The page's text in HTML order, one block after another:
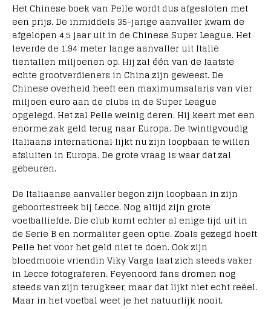
Het Chinese boek van Pelle wordt dus afgesloten met
een prijs. De inmiddels 35-jarige aanvaller kwam de
afgelopen 4,5 jaar uit in de Chinese Super League. Het
leverde de 1.94 meter lange aanvaller uit Italië
tientallen miljoenen op. Hij zal één van de laatste
echte grootverdieners in China zijn geweest. De
Chinese overheid heeft een maximumsalaris van vier
miljoen euro aan de clubs in de Super League
opgelegd. Het zal Pelle weinig deren. Hij keert met een
enorme zak geld terug naar Europa. De twintigvoudig
Italiaans international lijkt nu zijn loopbaan te willen
afsluiten in Europa. De grote vraag is waar dat zal
gebeuren.
De Italiaanse aanvaller begon zijn loopbaan in zijn
geboortestreek bij Lecce. Nog altijd zijn grote
voetballiefde. Die club komt echter al enige tijd uit in
de Serie B en normaliter geen optie. Zoals gezegd hoeft
Pelle het voor het geld niet te doen. Ook zijn
bloedmooie vriendin Viky Varga laat zich steeds vaker
in Lecce fotograferen. Feyenoord fans dromen nog
steeds van zijn terugkeer, maar dat lijkt niet echt reëel.
Maar in het voetbal weet je het natuurlijk nooit.